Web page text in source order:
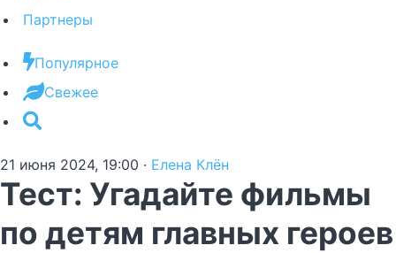
Партнеры
Популярное
Свежее
21 июня 2024, 19:00 · Елена Клён
Тест: Угадайте фильмы
по детям главных героев